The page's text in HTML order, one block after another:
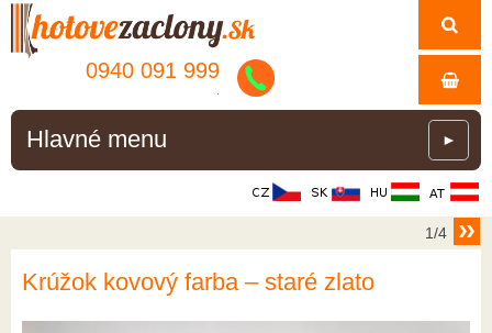
0940 091 999
Hlavné menu ►
1/4
Krúžok kovový farba – staré zlato